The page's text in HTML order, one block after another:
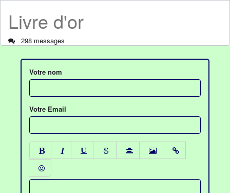
Livre d'or
298 messages
Votre nom
Votre Email